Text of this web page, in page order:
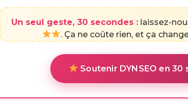
Un seul geste, 30 secondes : laissez-
. Ça ne coûte rien, et ça
Soutenir DYNSEO en 30